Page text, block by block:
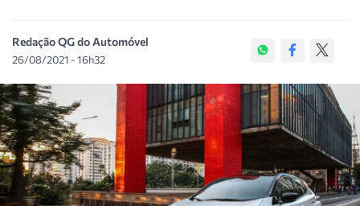
Redação QG do Automóvel
26/08/2021 - 16h32